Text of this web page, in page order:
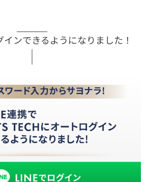
インできるようになりました！